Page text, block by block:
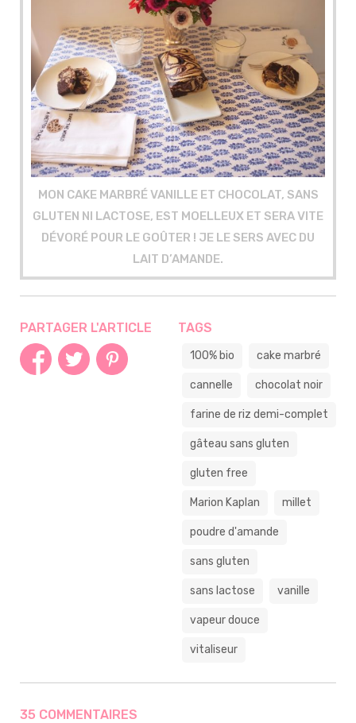
MON CAKE MARBRÉ VANILLE ET CHOCOLAT, SANS
GLUTEN NI LACTOSE, EST MOELLEUX ET SERA VITE
DÉVORÉ POUR LE GOÛTER ! JE LE SERS AVEC DU
LAIT D’AMANDE.
PARTAGER L'ARTICLE TAGS
100% bio cake marbré
cannelle chocolat noir
farine de riz demi-complet
gâteau sans gluten
gluten free
Marion Kaplan millet
poudre d'amande
sans gluten
sans lactose vanille
vapeur douce
vitaliseur
35 COMMENTAIRES